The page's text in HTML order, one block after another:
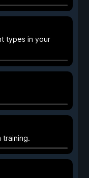
types in your
training.